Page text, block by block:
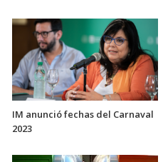
IM anunció fechas del Carnaval
2023